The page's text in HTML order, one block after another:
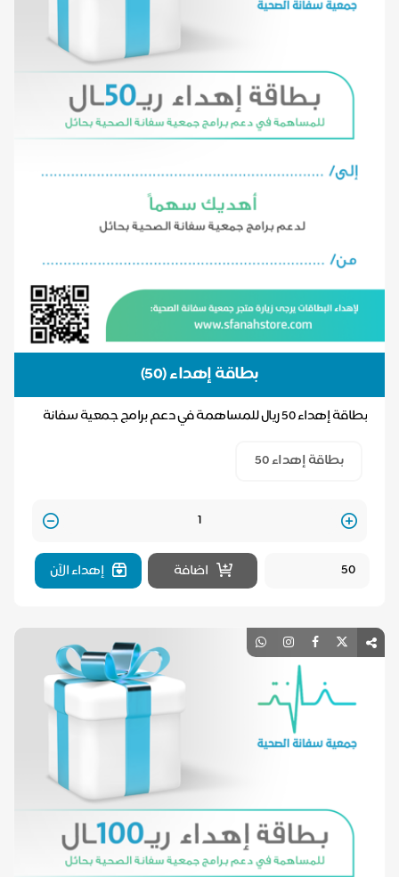
بطاقة إهداء (50)
بطاقة إهداء 50 ريال للمساهمة في دعم برامج جمعية سفانة
بطاقة إهداء 50
Quantity
اضافة
إهداء الآن